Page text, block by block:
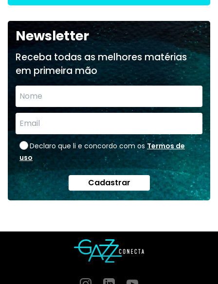
Newsletter
Receba todas as melhores matérias
em primeira mão
Declaro que li e concordo com os Termos de
uso
Cadastrar